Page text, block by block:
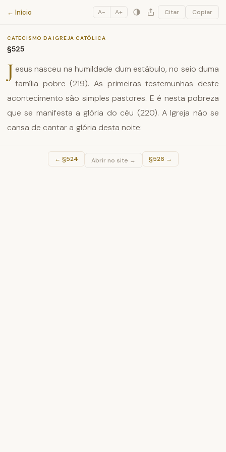
Catecismo da Igreja Católica
← Início A− A+ Citar Copiar
CATECISMO DA IGREJA CATÓLICA
§525
J esus nasceu na humildade dum estábulo, no seio duma
família pobre (219). As primeiras testemunhas deste
acontecimento são simples pastores. E é nesta pobreza
que se manifesta a glória do céu (220). A Igreja não se
cansa de cantar a glória desta noite:
← §524 Abrir no site → §526 →